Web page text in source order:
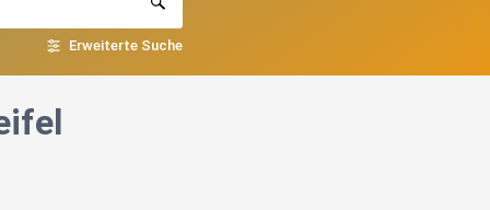
Erweiterte Suche